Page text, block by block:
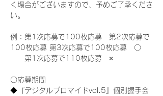
く場合がございますので、予めご了承くださ
い。
例：第1次応募で100枚応募　第2次応募で
100枚応募 第3次応募で100枚応募　〇
第1次応募で110枚応募　×
〇応募期間
◆『デジタルブロマイドvol.5』個別握手会